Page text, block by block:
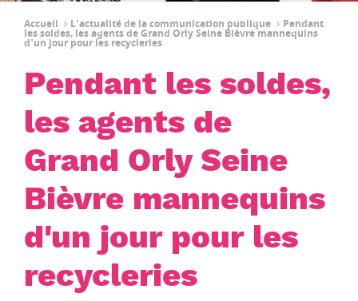
Accueil L'actualité de la communication publique Pendant
les soldes, les agents de Grand Orly Seine Bièvre mannequins
d'un jour pour les recycleries
Pendant les soldes,
les agents de
Grand Orly Seine
Bièvre mannequins
d'un jour pour les
recycleries